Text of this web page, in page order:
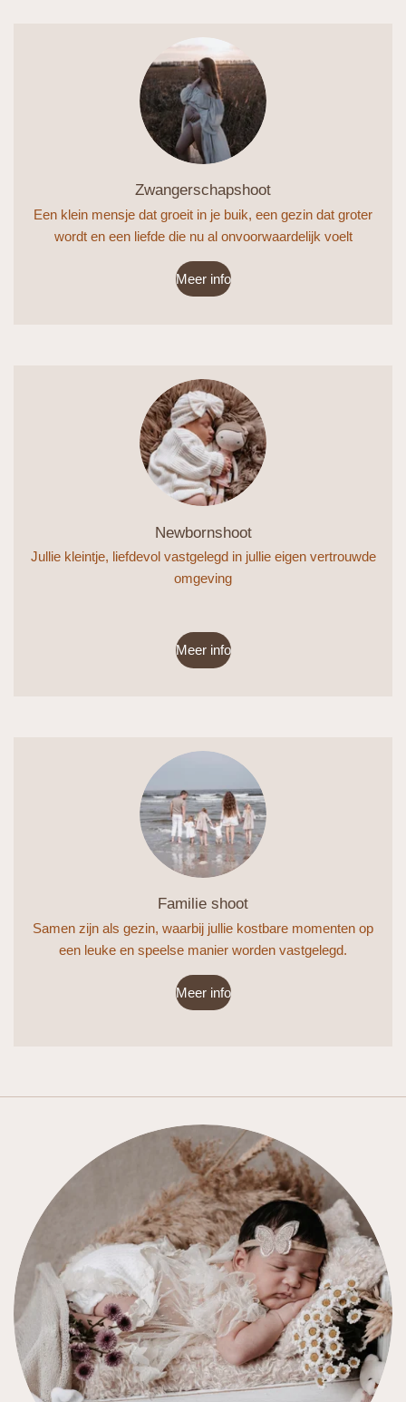
Zwangerschapshoot
Een klein mensje dat groeit in je buik, een gezin dat groter
wordt en een liefde die nu al onvoorwaardelijk voelt
Meer info
Newbornshoot
Jullie kleintje, liefdevol vastgelegd in jullie eigen vertrouwde
omgeving
Meer info
Familie shoot
Samen zijn als gezin, waarbij jullie kostbare momenten op
een leuke en speelse manier worden vastgelegd.
Meer info